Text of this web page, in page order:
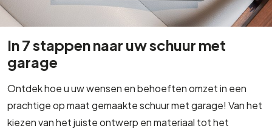
In 7 stappen naar uw schuur met
garage
Ontdek hoe u uw wensen en behoeften omzet in een
prachtige op maat gemaakte schuur met garage! Van het
kiezen van het juiste ontwerp en materiaal tot het